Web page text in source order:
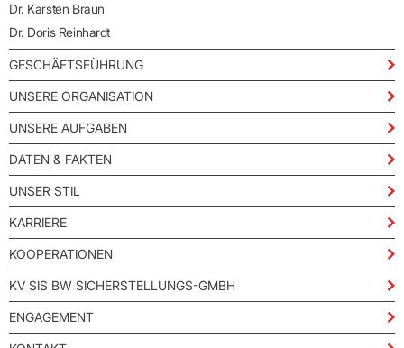
Dr. Karsten Braun
Dr. Doris Reinhardt
GESCHÄFTSFÜHRUNG
UNSERE ORGANISATION
UNSERE AUFGABEN
DATEN & FAKTEN
UNSER STIL
KARRIERE
KOOPERATIONEN
KV SIS BW SICHERSTELLUNGS-GMBH
ENGAGEMENT